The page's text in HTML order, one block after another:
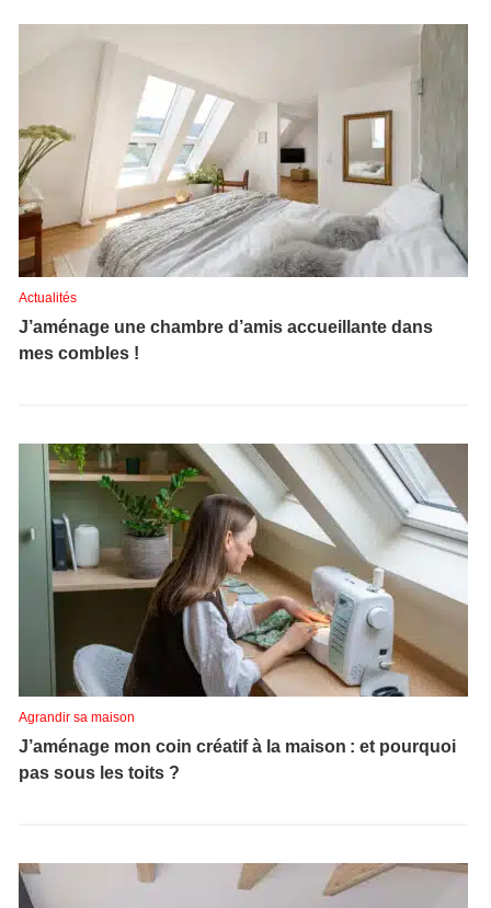
Actualités
J’aménage une chambre d’amis accueillante dans
mes combles !
Agrandir sa maison
J’aménage mon coin créatif à la maison : et pourquoi
pas sous les toits ?